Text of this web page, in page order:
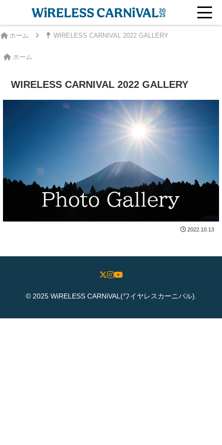
ホーム WIRELESS CARNIVAL 2022 GALLERY
ホーム
WIRELESS CARNIVAL 2022 GALLERY
2022.10.13
© 2025 WiRELESS CARNiVAL(ワイヤレスカーニバル).